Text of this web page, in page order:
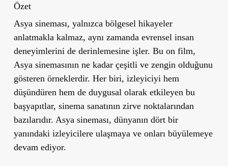
Özet
Asya sineması, yalnızca bölgesel hikayeler
anlatmakla kalmaz, aynı zamanda evrensel insan
deneyimlerini de derinlemesine işler. Bu on film,
Asya sinemasının ne kadar çeşitli ve zengin olduğunu
gösteren örneklerdir. Her biri, izleyiciyi hem
düşündüren hem de duygusal olarak etkileyen bu
başyapıtlar, sinema sanatının zirve noktalarından
bazılarıdır. Asya sineması, dünyanın dört bir
yanındaki izleyicilere ulaşmaya ve onları büyülemeye
devam ediyor.